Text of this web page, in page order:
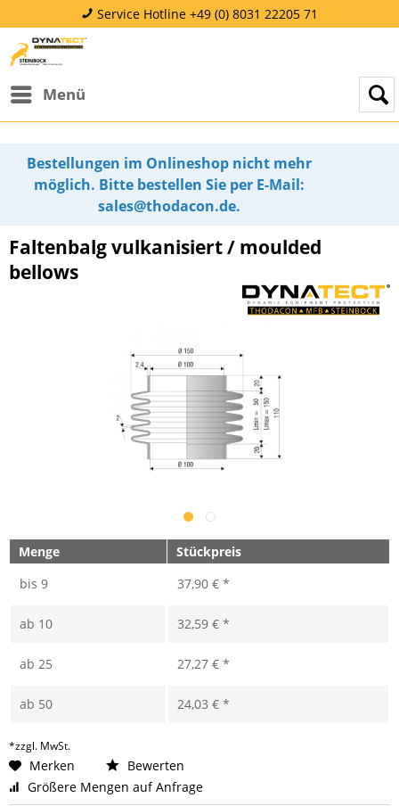
Service Hotline +49 (0) 8031 22205 71
Menü
Bestellungen im Onlineshop nicht mehr
möglich. Bitte bestellen Sie per E-Mail:
sales@thodacon.de.
Faltenbalg vulkanisiert / moulded
bellows
Menge
Stückpreis
bis 9 37,90 € *
ab 10 32,59 € *
ab 25 27,27 € *
ab 50 24,03 € *
*zzgl. MwSt.
Merken
Bewerten
Größere Mengen auf Anfrage